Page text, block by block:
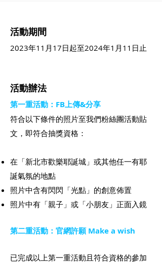
​活動期間
2023年11月17日起至2024年1月11日止
活動辦法
第一重活動：FB上傳&分享
符合以下條件的照片至我們粉絲團活動貼
文，即符合抽獎資格：
在「新北市歡樂耶誕城」或其他任一有耶
誕氣氛的地點
照片中含有閃閃「光點」的創意佈置
照片中有「親子」或「小朋友」 正面入鏡
第二重活動：官網許願 Make a wish
已完成以上第一重活動且符合資格的參加